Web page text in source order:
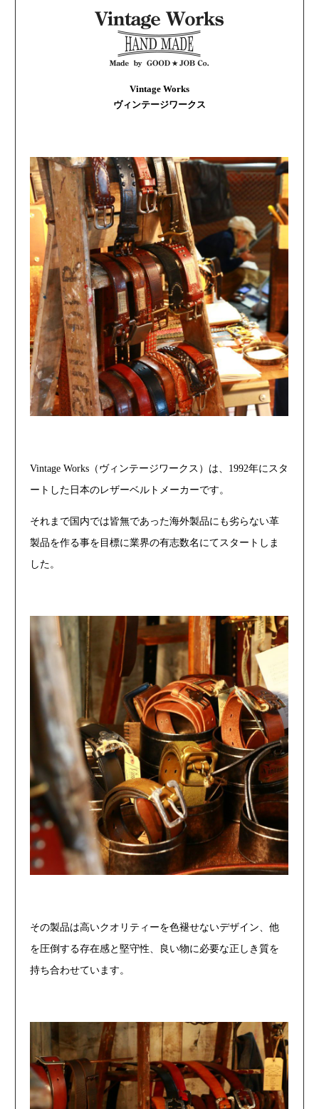
Vintage Works
ヴィンテージワークス
Vintage Works（ヴィンテージワークス）は、1992年にスタ
ートした日本のレザーベルトメーカーです。
それまで国内では皆無であった海外製品にも劣らない革
製品を作る事を目標に業界の有志数名にてスタートしま
した。
その製品は高いクオリティーを色褪せないデザイン、他
を圧倒する存在感と堅守性、良い物に必要な正しき質を
持ち合わせています。